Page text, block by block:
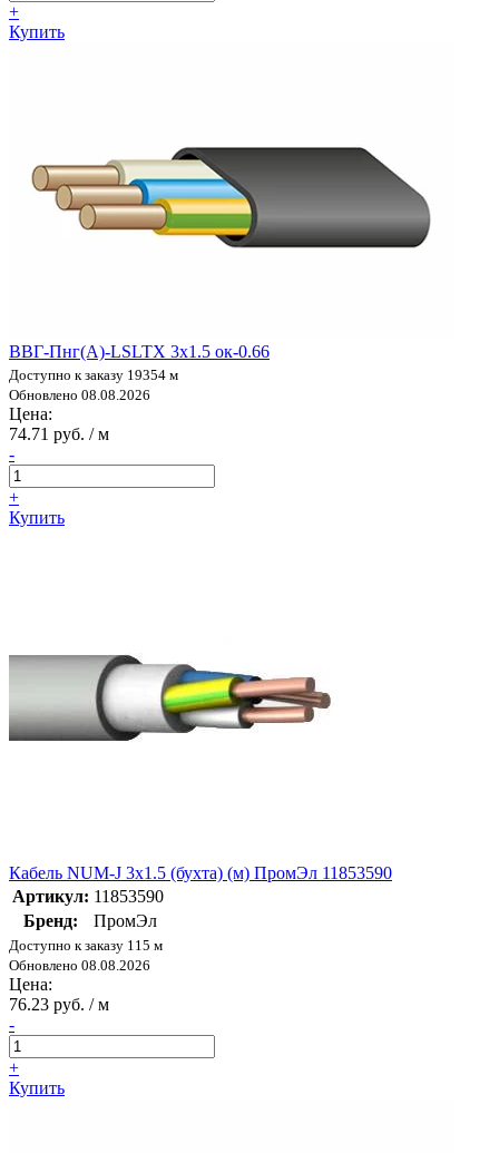
+
Купить
ВВГ-Пнг(А)-LSLTX 3х1.5 ок-0.66
Доступно к заказу 19354 м
Обновлено 08.08.2026
Цена:
74.71 руб. / м
-
+
Купить
Кабель NUM-J 3х1.5 (бухта) (м) ПромЭл 11853590
Артикул: 11853590
Бренд:
ПромЭл
Доступно к заказу 115 м
Обновлено 08.08.2026
Цена:
76.23 руб. / м
-
+
Купить